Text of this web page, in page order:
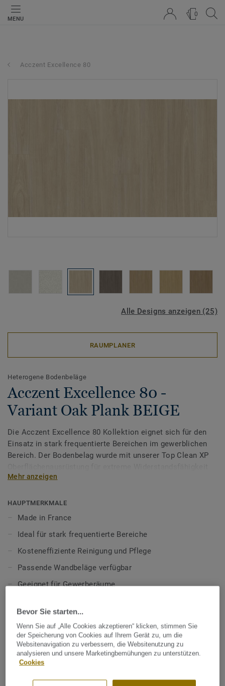
MENU
0
Acczent Excellence 80
Alle Designs anzeigen (25)
RAUMPLANER
Heterogene Bodenbeläge
Acczent Excellence 80 -
Variant Oak Plank BEIGE
Die Acczent Excellence 80 Kollektion eignet sich für den
Einsatz in stark frequentierte Bereichen im gewerblichen
Bereich. Der Bodenbelag wurde mit unserer Top Clean XP
und kosteneffiziente Reinigung ausgestattet und ist
Heterogene Bodenbeläge
Mehr anzeigen
HAUPTMERKMALE
Made in France
Ideal für stark frequentierte Bereiche
Kosteneffiziente Reinigung und Pflege
Passende Wandbeläge verfügbar
Geeignet für Gewerberäume
TECHNISCHE DATEN
Produktart:Heterogener PVC Bodenbelag
Nutzungsklasse Geschäftsbereich:
34 sehr starke Nutzung
Nutzungsklasse Industrie:43 starke Nutzung
Bevor Sie starten...
Wenn Sie auf „Alle Cookies akzeptieren“ klicken, stimmen Sie
der Speicherung von Cookies auf Ihrem Gerät zu, um die
Websitenavigation zu verbessern, die Websitenutzung zu
analysieren und unsere Marketingbemühungen zu unterstützen.
Cookies